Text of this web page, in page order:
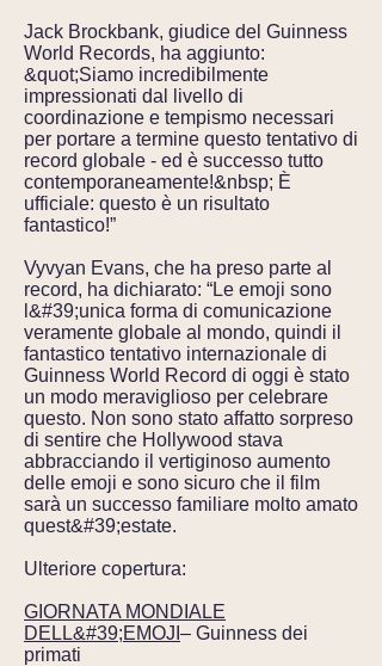
Jack Brockbank, giudice del Guinness
World Records, ha aggiunto:
&quot;Siamo incredibilmente
impressionati dal livello di
coordinazione e tempismo necessari
per portare a termine questo tentativo di
record globale - ed è successo tutto
contemporaneamente!&nbsp; È
ufficiale: questo è un risultato
fantastico!”
Vyvyan Evans, che ha preso parte al
record, ha dichiarato: “Le emoji sono
l&#39;unica forma di comunicazione
veramente globale al mondo, quindi il
fantastico tentativo internazionale di
Guinness World Record di oggi è stato
un modo meraviglioso per celebrare
questo. Non sono stato affatto sorpreso
di sentire che Hollywood stava
abbracciando il vertiginoso aumento
delle emoji e sono sicuro che il film
sarà un successo familiare molto amato
quest&#39;estate.
Ulteriore copertura:
GIORNATA MONDIALE
DELL&#39;EMOJI – Guinness dei
primati